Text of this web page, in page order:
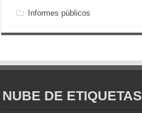
Informes públicos
NUBE DE ETIQUETAS